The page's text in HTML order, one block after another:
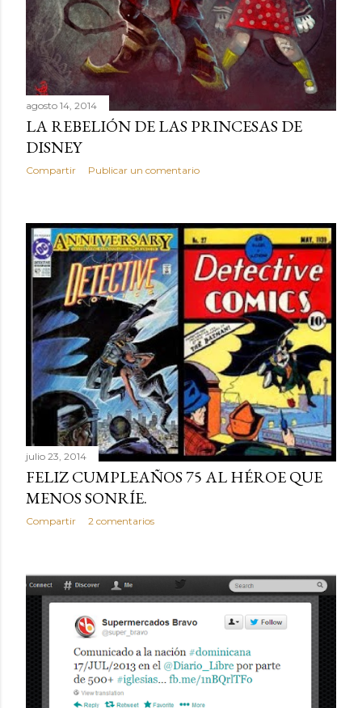
agosto 14, 2014
LA REBELIÓN DE LAS PRINCESAS DE
DISNEY
Compartir Publicar un comentario
julio 23, 2014
FELIZ CUMPLEAÑOS 75 AL HÉROE QUE
MENOS SONRÍE.
Compartir 2 comentarios